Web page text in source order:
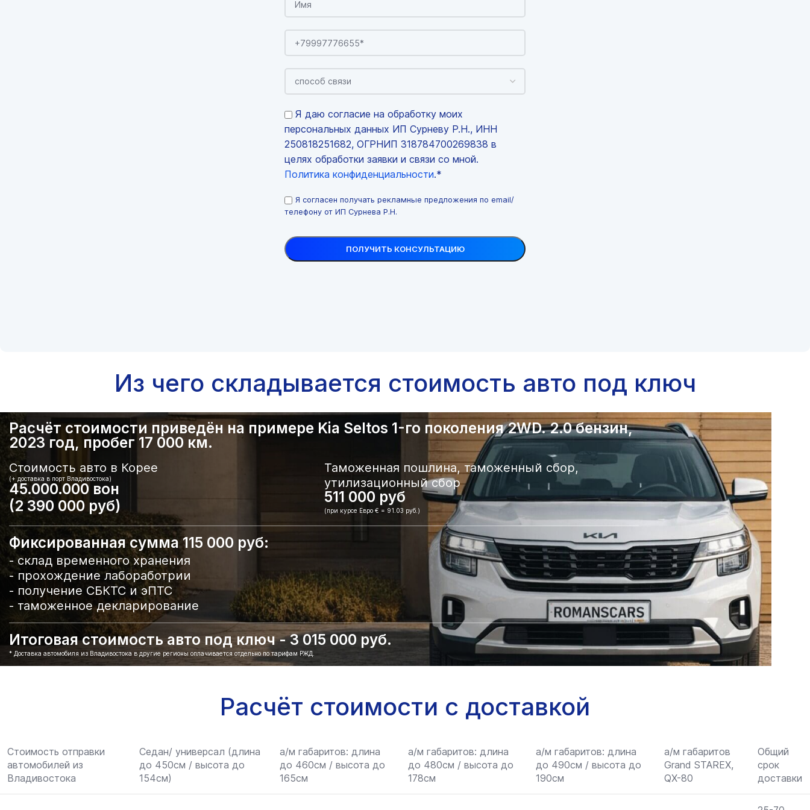
Я даю согласие на обработку моих
персональных данных ИП Сурневу Р.Н., ИНН
250818251682, ОГРНИП 318784700269838 в
целях обработки заявки и связи со мной.
Политика конфиденциальности.*
Я согласен получать рекламные предложения по email/
телефону от ИП Сурнева Р.Н.
Из чего складывается стоимость авто под ключ
Расчёт стоимости приведён на примере Kia Seltos 1-го поколения 2WD. 2.0 бензин,
2023 год, пробег 17 000 км.
Стоимость авто в Корее
(+ доставка в порт Владивостока)
45.000.000 вон
(2 390 000 руб)
Таможенная пошлина, таможенный сбор,
утилизационный сбор
511 000 руб
(при курсе Евро € = 91.03 руб.)
Фиксированная сумма 115 000 руб:
- склад временного хранения
- прохождение лабоработрии
- получение СБКТС и эПТС
- таможенное декларирование
Итоговая стоимость авто под ключ - 3 015 000 руб.
* Доставка автомобиля из Владивостока в другие регионы оплачивается отдельно по тарифам РЖД.
Расчёт стоимости с доставкой
Стоимость отправки
автомобилей из
Владивостока
Седан/ универсал (длина
до 450см / высота до
154см)
а/м габаритов: длина
до 460см / высота до
165см
а/м габаритов: длина
до 480см / высота до
178см
а/м габаритов: длина
до 490см / высота до
190см
а/м габаритов
Grand STAREX,
QX-80
Общий
срок
доставки